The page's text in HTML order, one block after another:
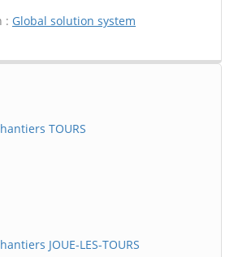
: Global solution system
TOURS
JOUE-LES-TOURS